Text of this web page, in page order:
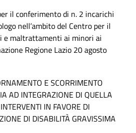
il conferimento di n. 2 incarichi
nell’ambito del Centro per il
e maltrattamenti ai minori ai
Regione Lazio 20 agosto
E SCORRIMENTO
AD INTEGRAZIONE DI QUELLA
IN FAVORE DI
DI DISABILITÀ GRAVISSIMA